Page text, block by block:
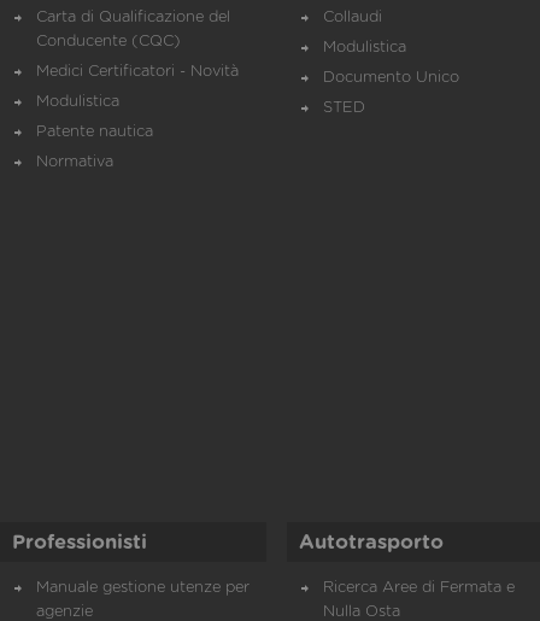
Carta di Qualificazione del
Conducente (CQC)
Medici Certificatori - Novità
Modulistica
Patente nautica
Normativa
Collaudi
Modulistica
Documento Unico
STED
Professionisti
Manuale gestione utenze per
agenzie
Autotrasporto
Ricerca Aree di Fermata e
Nulla Osta